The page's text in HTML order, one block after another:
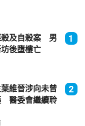
殺及自殺案 男
後墮樓亡
1
維晉涉向未曾
醫委會繼續聆
2